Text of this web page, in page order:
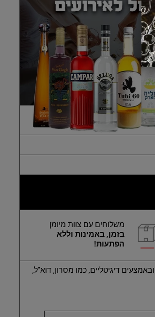
משלוחים עם צוות מיומן
בזמן, באמינות וללא
הפתעות!
דיגיטליים, כמו מסרון, דוא"ל,